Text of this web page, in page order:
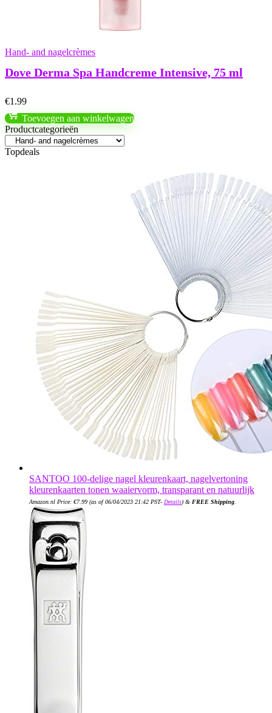
Hand- and nagelcrèmes
Dove Derma Spa Handcreme Intensive, 75 ml
€1.99
Toevoegen aan winkelwagen
Productcategorieën
Topdeals
SANTOO 100-delige nagel kleurenkaart, nagelvertoning
kleurenkaarten tonen waaiervorm, transparant en natuurlijk
Amazon.nl Price: €7.99 (as of 06/04/2023 21:42 PST- Details) & FREE Shipping